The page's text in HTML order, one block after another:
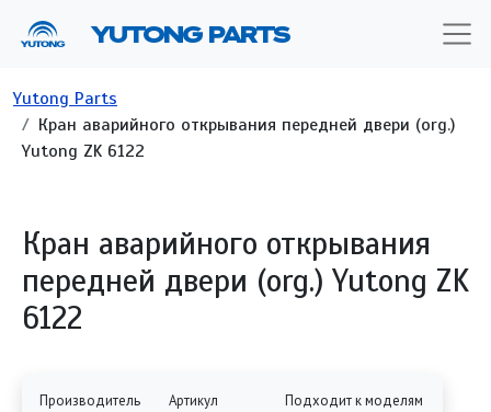
YUTONG PARTS
Строка навигации
Yutong Parts
Кран аварийного открывания передней двери (org.)
Yutong ZK 6122
Кран аварийного открывания
передней двери (org.) Yutong ZK
6122
Производитель Артикул Подходит к моделям